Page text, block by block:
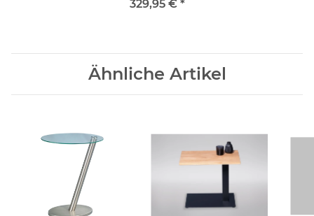
125x195.5x38cm (BxHxT)
329,95 € *
Ähnliche Artikel